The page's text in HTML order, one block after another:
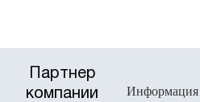
Партнер
компании
Информация